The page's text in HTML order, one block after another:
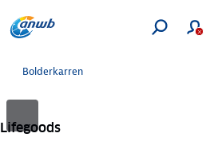
Bolderkarren
Lifegoods